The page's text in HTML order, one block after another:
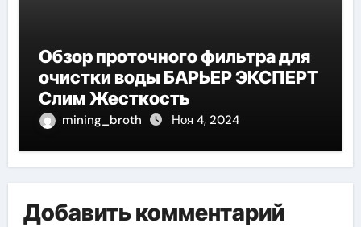
Обзор проточного фильтра для
очистки воды БАРЬЕР ЭКСПЕРТ
Слим Жесткость
mining_broth Ноя 4, 2024
Добавить комментарий